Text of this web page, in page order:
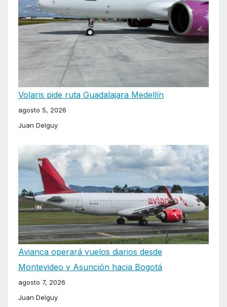
Volaris pide ruta Guadalajara Medellín
agosto 5, 2026
Juan Delguy
Avianca operará vuelos diarios desde
Montevideo y Asunción hacia Bogotá
agosto 7, 2026
Juan Delguy